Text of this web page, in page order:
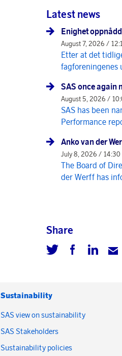
Latest news
Enighet
August 7, 2026 /
Etter at det
fagforeningenes
SAS once again
August 5, 2026 /
SAS has been
Performance
Anko van der
July 8, 2026 / 14:30
The Board of
der Werff has
Share
Sustainability
SAS view on sustainability
SAS Stakeholders
Sustainability policies